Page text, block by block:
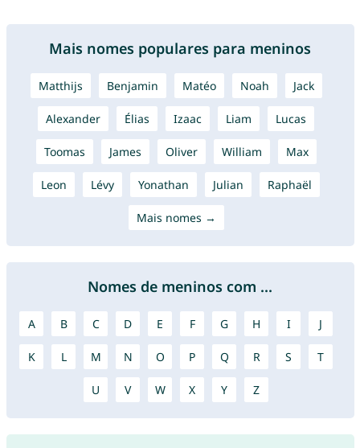
Mais nomes populares para meninos
Matthijs Benjamin Matéo Noah Jack
Alexander Élias Izaac Liam Lucas
Toomas James Oliver William Max
Leon Lévy Yonathan Julian Raphaël
Mais nomes →
Nomes de meninos com ...
A B C D E F G H I J
K L M N O P Q R S T
U V W X Y Z